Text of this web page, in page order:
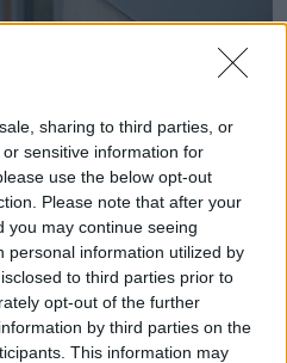
sharing to third parties, or
sensitive information for
use the below opt-out
Please note that after your
you may continue seeing
personal information utilized by
to third parties prior to
opt-out of the further
by third parties on the
This information may
τον «δικό του» –
στην
των εκλογών για τις
Ελλάδας και
τις εκλογές της ΚΕΔΕ, η
της για την
στο πρόσωπο του δημάρχου
Το σκεπτικό της
με την επιλογή να
Καλογιάννη ήταν ιδιαίτερα